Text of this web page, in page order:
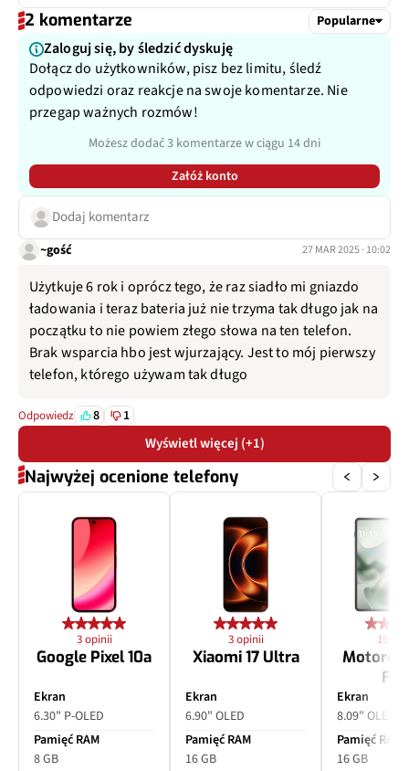
Autofocus Tak, laser + PDAF
Ogniskowa 16 mm
Przysłona f/2.2
1/2,7"
Dodatkowy aparat Teleobiektyw
Pixele 8 Mpix
Autofocus Tak, laser + PDAF
Ogniskowa 80 mm
Przysłona f/2.4
Zoom optyczny
Inne 1/4", OIS
urządzeń,
2 komentarze Popularne
Zaloguj się, by śledzić dyskuję
Dołącz do użytkowników, pisz bez limitu, śledź
odpowiedzi oraz reakcje na swoje komentarze. Nie
przegap ważnych rozmów!
Możesz dodać 3 komentarze w ciągu 14 dni
Załóż konto
Dodaj komentarz
~gość 27 MAR 2025 · 10:02
Użytkuje 6 rok i oprócz tego, że raz siadło mi gniazdo
ładowania i teraz bateria już nie trzyma tak długo jak na
początku to nie powiem złego słowa na ten telefon.
Brak wsparcia hbo jest wjurzający. Jest to mój pierwszy
telefon, którego używam tak długo
Odpowiedz 8 1
Wyświetl więcej (+1)
Najwyżej ocenione telefony
3 opinii
Google Pixel 10a
Ekran
6.30" P-OLED
Pamięć RAM
8 GB
3 opinii
Xiaomi 17 Ultra
Ekran
6.90" OLED
Pamięć RAM
16 GB
15
Motorola
Ekran
8.09" OLED
Pamięć RAM
16 GB